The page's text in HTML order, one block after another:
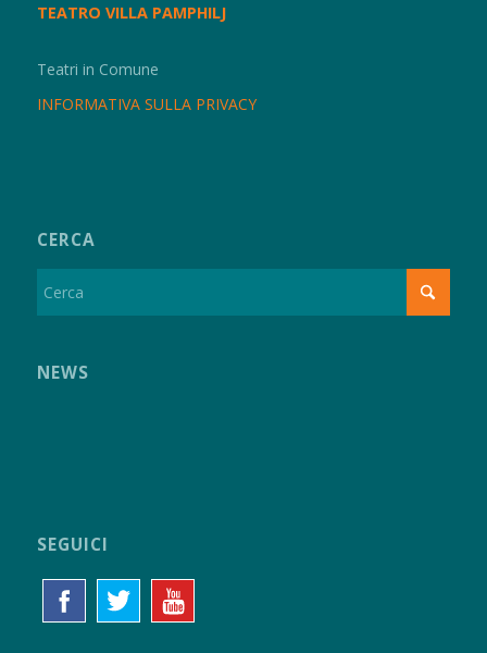
TEATRO VILLA PAMPHILJ
Teatri in Comune
INFORMATIVA SULLA PRIVACY
CERCA
NEWS
SEGUICI